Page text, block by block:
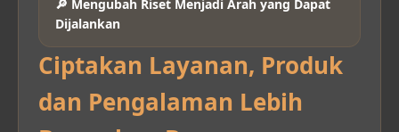
🔎 Mengubah Riset Menjadi Arah yang Dapat
Dijalankan
Ciptakan Layanan, Produk
dan Pengalaman Lebih